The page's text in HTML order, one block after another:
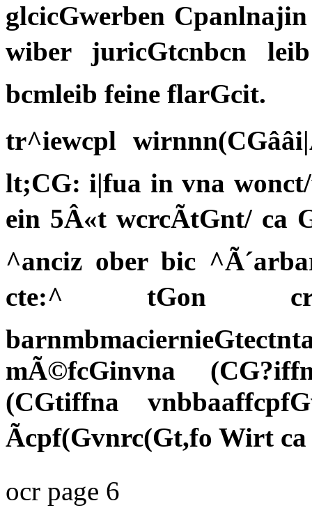
glcicGwerben
wiber juricGtcnbcn leib
bcmleib feine flarGcit.
tr^iewcpl
lt;CG: i|fua in vna
ein 5Â«t wcrcÃtGnt/
^anciz ober bic
cte:^ tGon
mÃ©fcGinvna
(CGtiffna
Ãcpf(Gvnrc(Gt,fo Wirt
ocr page 6